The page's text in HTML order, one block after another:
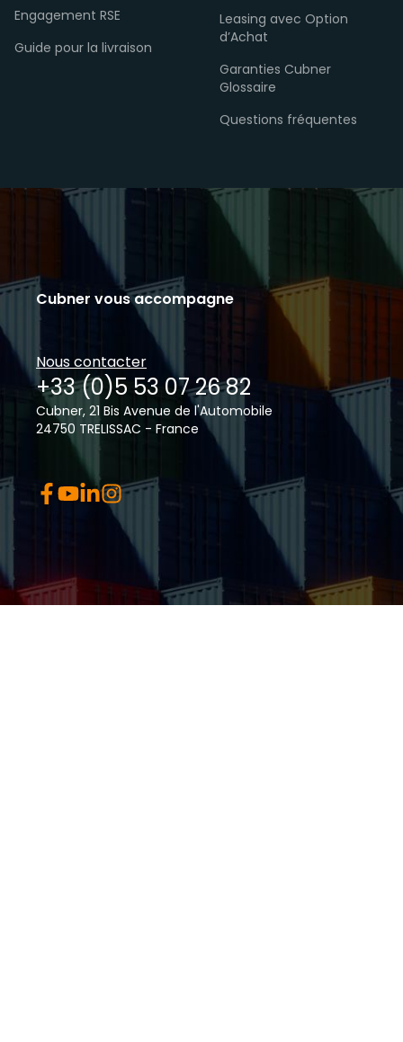
Cubner vous accompagne
Nous contacter
+33 (0)5 53 07 26 82
Cubner, 21 Bis Avenue de l'Automobile
24750 TRELISSAC - France
Engagement RSE
Guide pour la livraison
Leasing avec Option
d’Achat
Garanties Cubner
Glossaire
Questions fréquentes